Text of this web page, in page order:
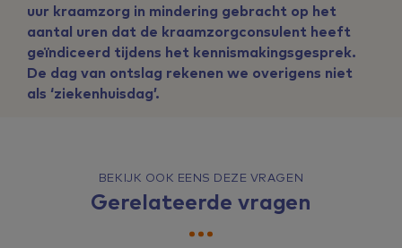
uur kraamzorg in mindering gebracht op het
aantal uren dat de kraamzorgconsulent heeft
geïndiceerd tijdens het kennismakingsgesprek.
De dag van ontslag rekenen we overigens niet
als ‘ziekenhuisdag’.
BEKIJK OOK EENS DEZE VRAGEN
Gerelateerde vragen